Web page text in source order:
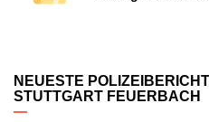
NEUESTE
STUTTGART FEUERBACH